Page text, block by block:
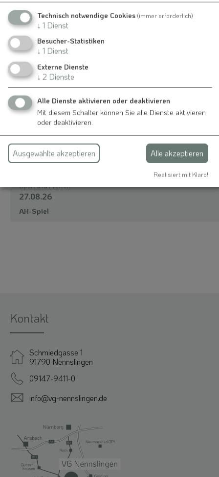
Veranstalter
SV Nennslingen e. V.
Friedrich Kirchdorffer
Krohenlohweg 9
91790 Nennslingen
09147 1533
Auch an diesem Ort
Sport und Freizeit
27.08.26
AH-Spiel
Kontakt
Schmiedgasse 1
91790 Nennslingen
09147-9411-0
info@vg-nennslingen.de
Technisch notwendige Cookies (immer erforderlich)
↓ 1 Dienst
Besucher-Statistiken
↓ 1 Dienst
Externe Dienste
↓ 2 Dienste
Alle Dienste aktivieren oder deaktivieren
Mit diesem Schalter können Sie alle Dienste aktivieren
oder deaktivieren.
Ausgewählte akzeptieren Alle akzeptieren
Realisiert mit Klaro!